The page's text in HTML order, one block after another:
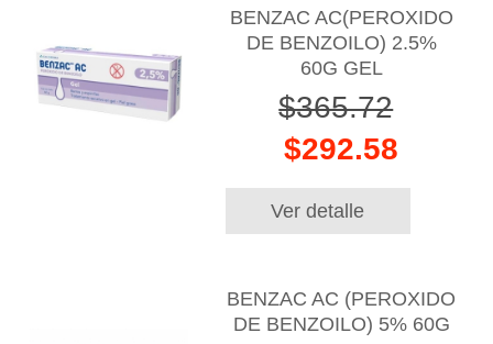
BENZAC AC(PEROXIDO
DE BENZOILO) 2.5%
60G GEL
$365.72
$292.58
Ver detalle
BENZAC AC (PEROXIDO
DE BENZOILO) 5% 60G